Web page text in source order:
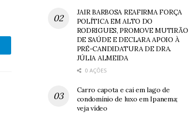
JAIR BARBOSA REAFIRMA FORÇA
POLÍTICA EM ALTO DO
RODRIGUES, PROMOVE MUTIRÃO
DE SAÚDE E DECLARA APOIO À
PRÉ-CANDIDATURA DE DRA.
JÚLIA ALMEIDA
0 AÇÕES
Carro capota e cai em lago de
condomínio de luxo em Ipanema;
veja vídeo